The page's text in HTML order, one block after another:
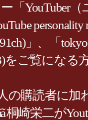
「YouTuber
personality
」、「
ご覧になる方
の購読者に